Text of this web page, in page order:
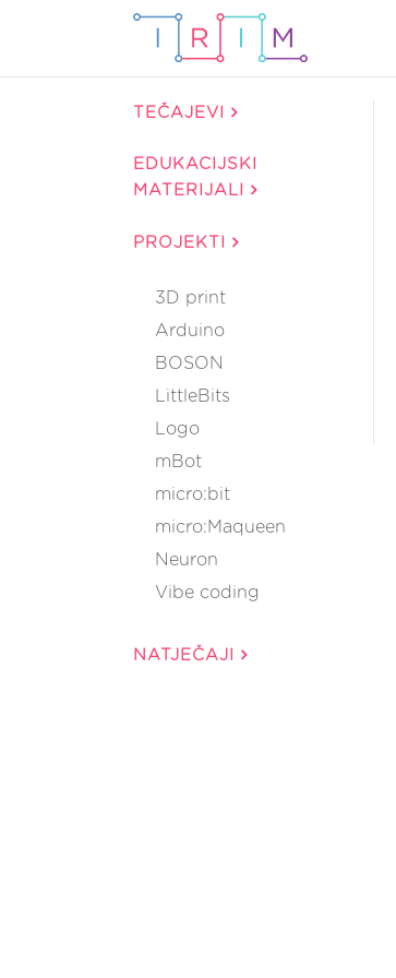
TEČAJEVI
EDUKACIJSKI
MATERIJALI
PROJEKTI
3D print
Arduino
BOSON
LittleBits
Logo
mBot
micro:bit
micro:Maqueen
Neuron
Vibe coding
NATJEČAJI